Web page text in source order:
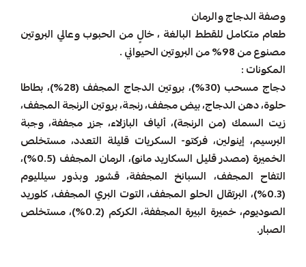
وصفة الدجاج والرمان
طعام متكامل للقطط البالغة ، خالٍ من الحبوب وعالي البروتين
مصنوع من 98% من البروتين الحيواني .
المكونات :
دجاج مسحب (30%)، بروتين الدجاج المجفف (28%)، بطاطا
حلوة، دهن الدجاج، بيض مجفف، رنجة، بروتين الرنجة المجفف،
زيت السمك (من الرنجة)، ألياف البازلاء، جزر مجففة، وجبة
البرسيم، إينولين، فركتو- السكريات قليلة التعدد، مستخلص
الخميرة (مصدر قليل السكاريد مانو)، الرمان المجفف (0.5%)،
التفاح المجفف، السبانخ المجففة، قشور وبذور سيلليوم
(0.3%)، البرتقال الحلو المجفف، التوت البري المجفف، كلوريد
الصوديوم، خميرة البيرة المجففة، الكركم (0.2%)، مستخلص
الصبار.